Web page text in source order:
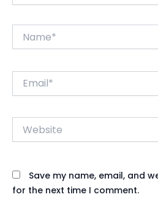
Website
Save my name, email, and
for the next time I comment.